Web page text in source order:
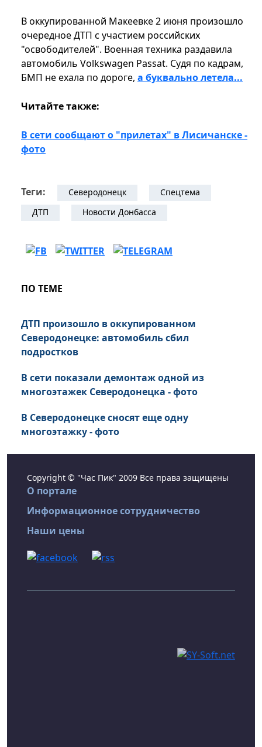
В оккупированной Макеевке 2 июня произошло
очередное ДТП с участием российских
"освободителей". Военная техника раздавила
автомобиль Volkswagen Passat. Судя по кадрам,
БМП не ехала по дороге, а буквально летела...
Читайте также:
В сети сообщают о "прилетах" в Лисичанске -
фото
Теги: Северодонецк
Спецтема
ДТП
Новости Донбасса
ПО ТЕМЕ
ДТП произошло в оккупированном
Северодонецке: автомобиль сбил
подростков
В сети показали демонтаж одной из
многоэтажек Северодонецка - фото
В Северодонецке сносят еще одну
многоэтажку - фото
Copyright © "Час Пик" 2009 Все права защищены
О портале
Информационное сотрудничество
Наши цены